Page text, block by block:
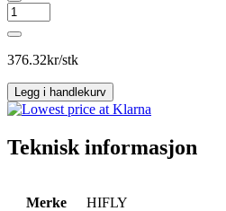
HIFLY
WIN-
TURI
215
376.32kr/stk
Legg i handlekurv
Teknisk informasjon
Merke HIFLY